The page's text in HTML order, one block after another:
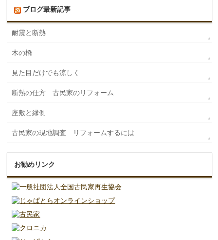
ブログ最新記事
耐震と断熱
木の橋
見た目だけでも涼しく
断熱の仕方 古民家のリフォーム
座敷と縁側
古民家の現地調査 リフォームするには
お勧めリンク